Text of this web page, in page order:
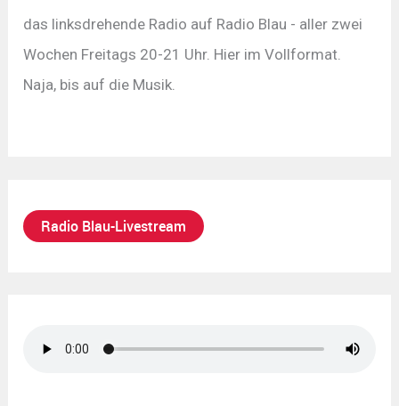
das linksdrehende Radio auf Radio Blau - aller zwei
Wochen Freitags 20-21 Uhr. Hier im Vollformat.
Naja, bis auf die Musik.
Radio Blau-Livestream